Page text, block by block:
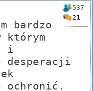
537
21
bardzo
i
desperacji
ochronić.